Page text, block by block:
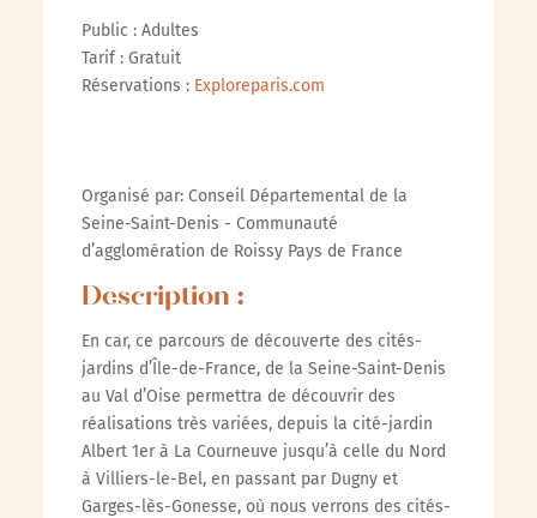
Public : Adultes
Tarif : Gratuit
Réservations : Exploreparis.com
Organisé par: Conseil Départemental de la
Seine-Saint-Denis - Communauté
d’agglomération de Roissy Pays de France
Description :
En car, ce parcours de découverte des cités-
jardins d’Île-de-France, de la Seine-Saint-Denis
au Val d’Oise permettra de découvrir des
réalisations très variées, depuis la cité-jardin
Albert 1er à La Courneuve jusqu’à celle du Nord
à Villiers-le-Bel, en passant par Dugny et
Garges-lès-Gonesse, où nous verrons des cités-